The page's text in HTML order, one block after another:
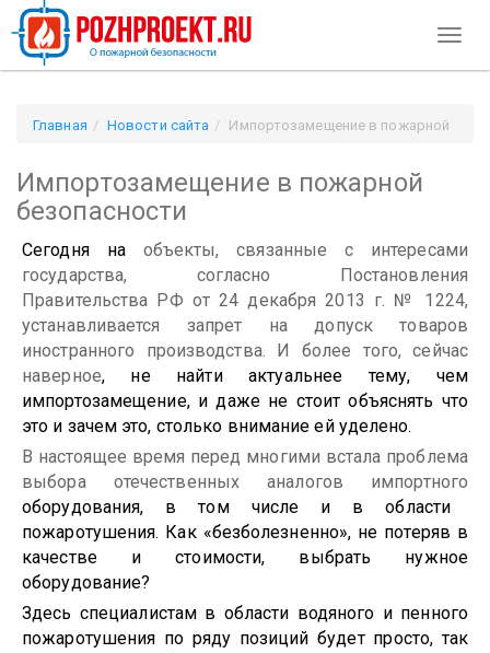
Главная Новости сайта
Импортозамещение в пожарной
Импортозамещение в пожарной
безопасности
Сегодня на объекты, связанные с интересами
государства, согласно Постановления
Правительства РФ от 24 декабря 2013 г. № 1224,
устанавливается запрет на допуск товаров
иностранного производства. И более того, сейчас
наверное, не найти актуальнее тему, чем
импортозамещение, и даже не стоит объяснять что
это и зачем это, столько внимание ей уделено.
В настоящее время перед многими встала проблема
выбора отечественных аналогов импортного
оборудования, в том числе и в области
пожаротушения. Как «безболезненно», не потеряв в
качестве и стоимости, выбрать нужное
оборудование?
Здесь специалистам в области водяного и пенного
пожаротушения по ряду позиций будет просто, так